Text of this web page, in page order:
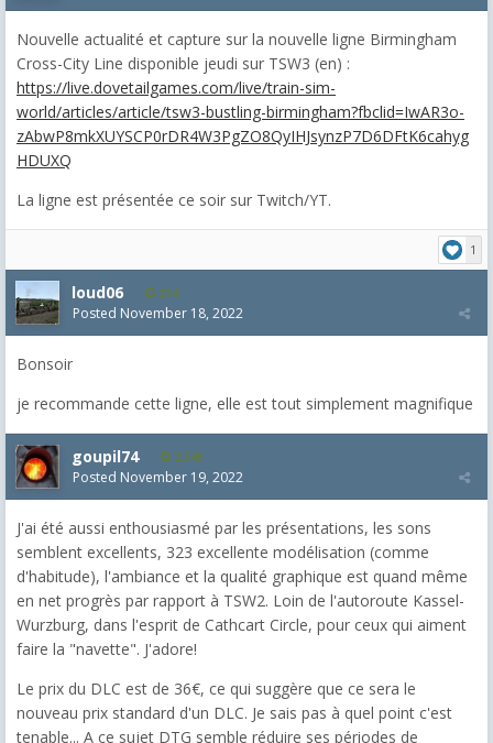
Nouvelle actualité et capture sur la nouvelle ligne Birmingham
Cross-City Line disponible jeudi sur TSW3 (en) :
https://live.dovetailgames.com/live/train-sim-
world/articles/article/tsw3-bustling-birmingham?fbclid=IwAR3o-
zAbwP8mkXUYSCP0rDR4W3PgZO8QyIHJsynzP7D6DFtK6cahyg
HDUXQ
La ligne est présentée ce soir sur Twitch/YT.
1
loud06 214
Posted November 18, 2022
Bonsoir
je recommande cette ligne, elle est tout simplement magnifique
goupil74 2,545
Posted November 19, 2022
J'ai été aussi enthousiasmé par les présentations, les sons
semblent excellents, 323 excellente modélisation (comme
d'habitude), l'ambiance et la qualité graphique est quand même
en net progrès par rapport à TSW2. Loin de l'autoroute Kassel-
Wurzburg, dans l'esprit de Cathcart Circle, pour ceux qui aiment
faire la "navette". J'adore!
Le prix du DLC est de 36€, ce qui suggère que ce sera le
nouveau prix standard d'un DLC. Je sais pas à quel point c'est
tenable... A ce sujet DTG semble réduire ses périodes de